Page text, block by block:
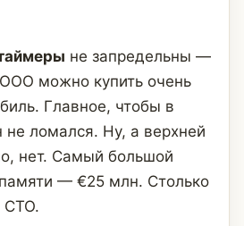
не запредельны —
можно купить очень
Главное, чтобы в
не ломался. Ну, а верхней
нет. Самый большой
— €25 млн. Столько
СТО.